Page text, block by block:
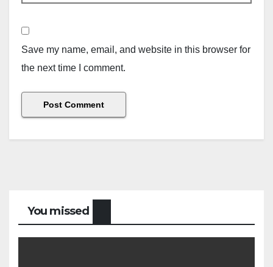
Save my name, email, and website in this browser for
the next time I comment.
You missed